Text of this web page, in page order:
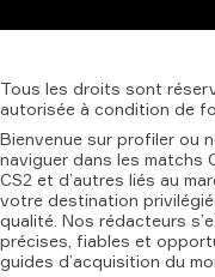
Tous les droits sont
autorisée à condition de
Bienvenue sur profiler ou
naviguer dans les matchs
CS2 et d’autres liés au
votre destination
qualité. Nos rédacteurs
précises, fiables et
guides d’acquisition du